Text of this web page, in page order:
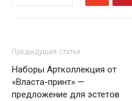
Предыдущая статья
Наборы Артколлекция от
«Власта-принт» —
предложение для эстетов